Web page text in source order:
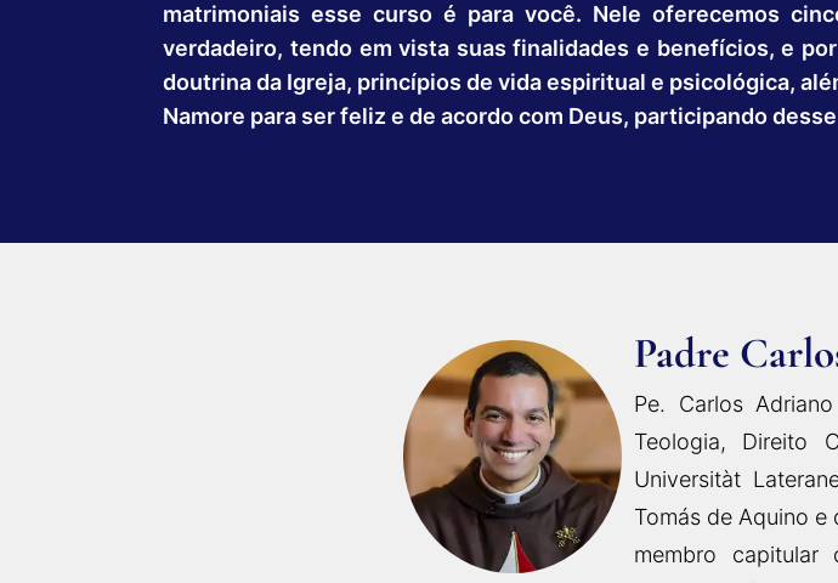
matrimoniais esse curso é para você. Nele oferecemos
verdadeiro, tendo em vista suas finalidades e benefícios, e
doutrina da Igreja, princípios de vida espiritual e psicológica,
Namore para ser feliz e de acordo com Deus, participando
Padre
Pe. Carlos
Teologia, Direito
Universitàt
Tomás de Aquino
membro